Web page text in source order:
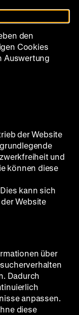
eine
zu Berlin,
den
Cookies
Auswertung
der Website
und
können diese
kann sich
Website
über
Dadurch
anpassen.
diese